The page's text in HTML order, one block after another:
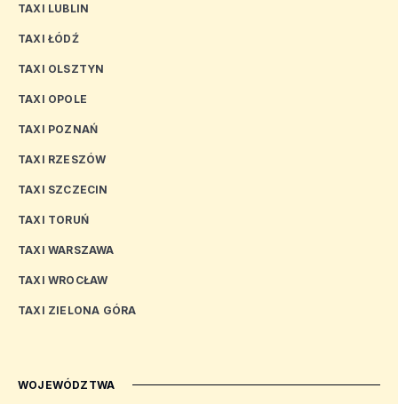
TAXI LUBLIN
TAXI ŁÓDŹ
TAXI OLSZTYN
TAXI OPOLE
TAXI POZNAŃ
TAXI RZESZÓW
TAXI SZCZECIN
TAXI TORUŃ
TAXI WARSZAWA
TAXI WROCŁAW
TAXI ZIELONA GÓRA
WOJEWÓDZTWA